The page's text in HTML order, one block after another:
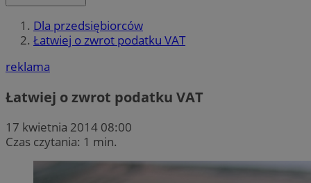
Dla przedsiębiorców
Łatwiej o zwrot podatku VAT
reklama
Łatwiej o zwrot podatku VAT
17 kwietnia 2014 08:00
Czas czytania: 1 min.